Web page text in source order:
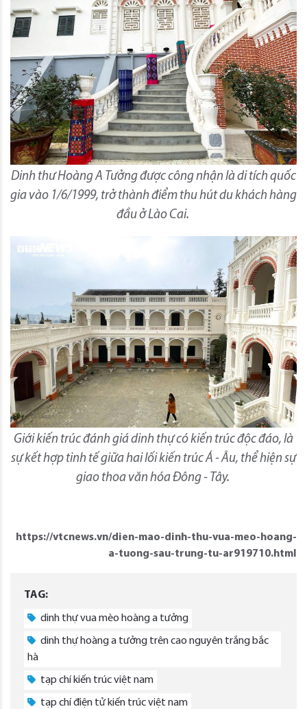
Dinh thư Hoàng A Tưởng được công nhận là di tích quốc
gia vào 1/6/1999, trở thành điểm thu hút du khách hàng
đầu ở Lào Cai.
Giới kiến trúc đánh giá dinh thự có kiến trúc độc đáo, là
sự kết hợp tinh tế giữa hai lối kiến trúc Á - Âu, thể hiện sự
giao thoa văn hóa Đông - Tây.
https://vtcnews.vn/dien-mao-dinh-thu-vua-meo-hoang-
a-tuong-sau-trung-tu-ar919710.html
TAG:
dinh thự vua mèo hoàng a tưởng
dinh thự hoàng a tưởng trên cao nguyên trắng bắc
hà
tạp chí kiến trúc việt nam
tạp chí điện tử kiến trúc việt nam